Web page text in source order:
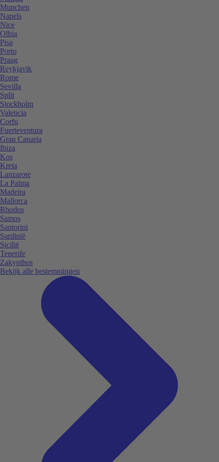
Munchen
Napels
Nice
Olbia
Pisa
Porto
Praag
Reykjavik
Rome
Sevilla
Split
Stockholm
Valencia
Corfu
Fuerteventura
Gran Canaria
Ibiza
Kos
Kreta
Lanzarote
La Palma
Madeira
Mallorca
Rhodos
Samos
Santorini
Sardinië
Sicilië
Tenerife
Zakynthos
Bekijk alle bestemmingen